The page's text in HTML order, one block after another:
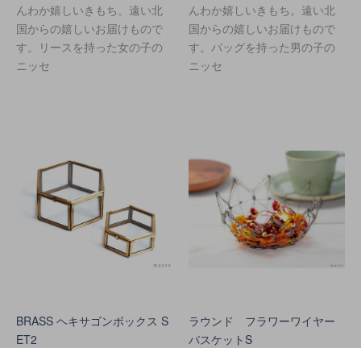
んわか嬉しいきもち。遠い北
国からの嬉しいお届けもので
す。リースを持った女の子の
ニッセ
んわか嬉しいきもち。遠い北
国からの嬉しいお届けもので
す。バッグを持った男の子の
ニッセ
BRASS ヘキサゴンボックス S
ET2
ラウンド フラワーワイヤー
バスケットS